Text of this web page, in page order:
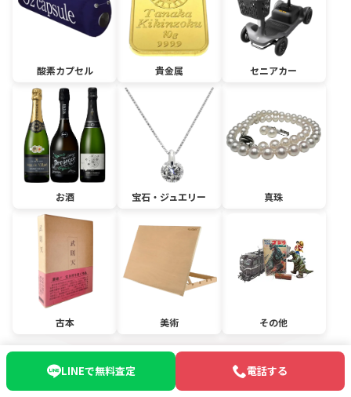
酸素カプセル 貴金属 セニアカー
お酒 宝石・ジュエリー 真珠
古本 美術 その他
電話する
LINEで無料査定